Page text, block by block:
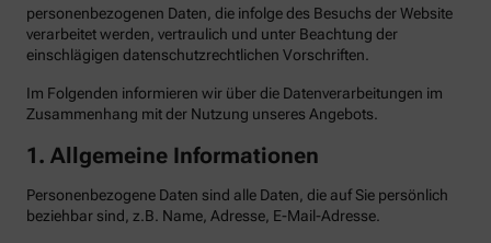
personenbezogenen Daten, die infolge des Besuchs der Website
verarbeitet werden, vertraulich und unter Beachtung der
einschlägigen datenschutzrechtlichen Vorschriften.
Im Folgenden informieren wir über die Datenverarbeitungen im
Zusammenhang mit der Nutzung unseres Angebots.
1. Allgemeine Informationen
Personenbezogene Daten sind alle Daten, die auf Sie persönlich
beziehbar sind, z.B. Name, Adresse, E-Mail-Adresse.